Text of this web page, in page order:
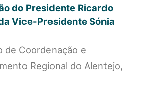
do Presidente Ricardo
Vice-Presidente Sónia
de Coordenação e
Regional do Alentejo,